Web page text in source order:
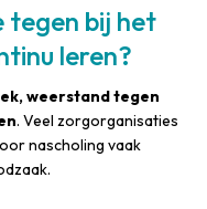
tegen bij het
leren?
weerstand tegen
. Veel zorgorganisaties
nascholing vaak